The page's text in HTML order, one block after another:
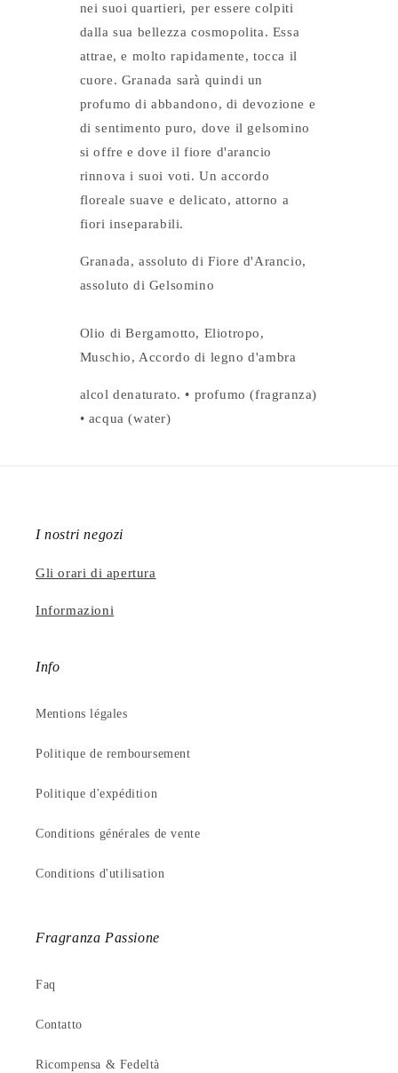
nei suoi quartieri, per essere colpiti
dalla sua bellezza cosmopolita. Essa
attrae, e molto rapidamente, tocca il
cuore. Granada sarà quindi un
profumo di abbandono, di devozione e
di sentimento puro, dove il gelsomino
si offre e dove il fiore d'arancio
rinnova i suoi voti. Un accordo
floreale suave e delicato, attorno a
fiori inseparabili.
Granada, assoluto di Fiore d'Arancio,
assoluto di Gelsomino
Olio di Bergamotto, Eliotropo,
Muschio, Accordo di legno d'ambra
alcol denaturato. • profumo (fragranza)
• acqua (water)
I nostri negozi
Gli orari di apertura
Informazioni
Info
Mentions légales
Politique de remboursement
Politique d'expédition
Conditions générales de vente
Conditions d'utilisation
Fragranza Passione
Faq
Contatto
Ricompensa & Fedeltà